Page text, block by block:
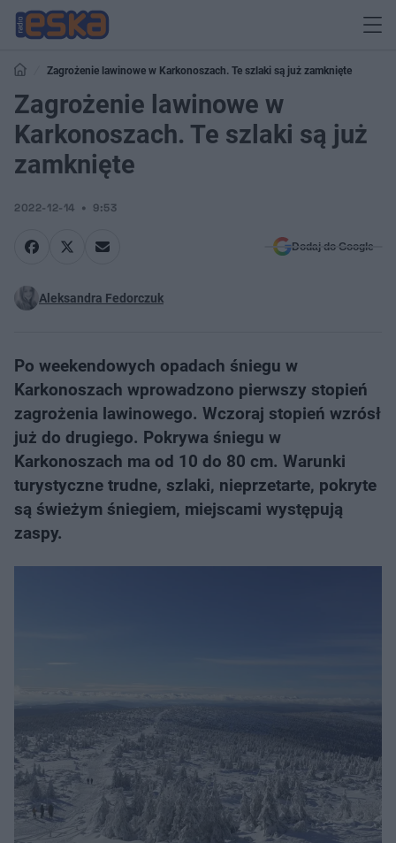
Zagrożenie lawinowe w Karkonoszach. Te szlaki są już zamknięte
Zagrożenie lawinowe w
Karkonoszach. Te szlaki są już
zamknięte
2022-12-14 9:53
Dodaj do Google
Aleksandra Fedorczuk
Po weekendowych opadach śniegu w
Karkonoszach wprowadzono pierwszy stopień
zagrożenia lawinowego. Wczoraj stopień wzrósł
już do drugiego. Pokrywa śniegu w
Karkonoszach ma od 10 do 80 cm. Warunki
turystyczne trudne, szlaki, nieprzetarte, pokryte
są świeżym śniegiem, miejscami występują
zaspy.